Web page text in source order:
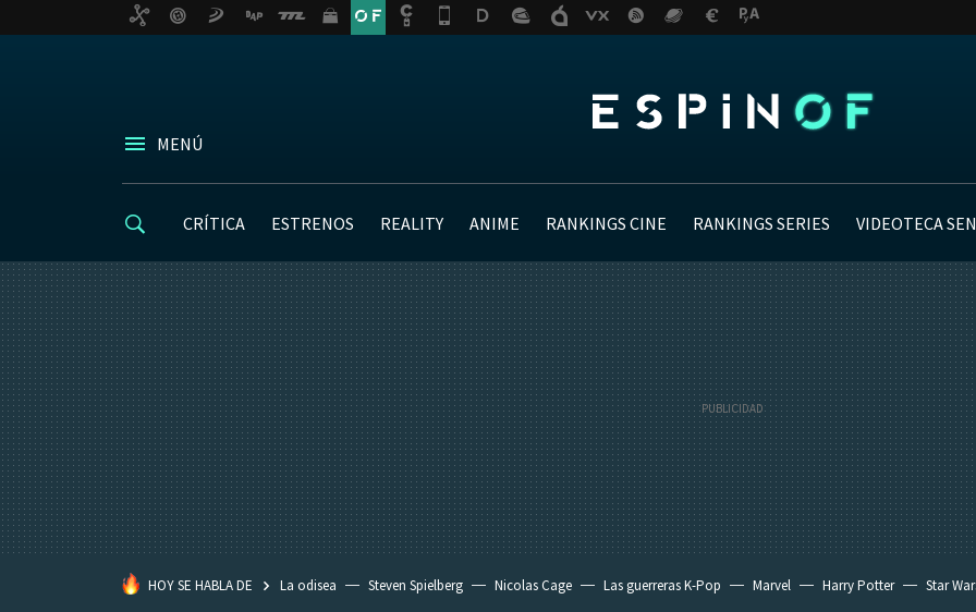
MENÚ
CRÍTICA ESTRENOS REALITY ANIME RANKINGS CINE RANKINGS SERIES VIDEOTECA
HOY SE HABLA DE La odisea Steven Spielberg Nicolas Cage Las guerreras K-Pop Marvel Harry Potter Star